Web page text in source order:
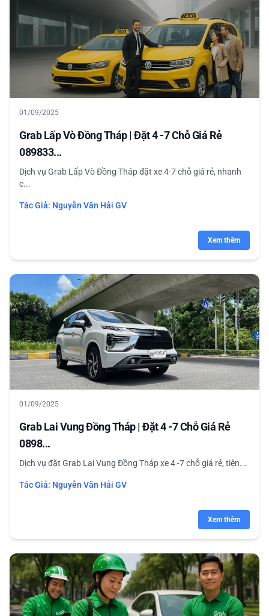
01/09/2025
Grab Lấp Vò Đồng Tháp | Đặt 4 -7 Chỗ Giá Rẻ
089833...
Dịch vụ Grab Lấp Vò Đồng Tháp đặt xe 4-7 chỗ giá rẻ, nhanh
c...
Tác Giả: Nguyễn Văn Hải GV
Xem thêm
01/09/2025
Grab Lai Vung Đồng Tháp | Đặt 4 -7 Chỗ Giá Rẻ
0898...
Dịch vụ đặt Grab Lai Vung Đồng Tháp xe 4 -7 chỗ giá rẻ, tiện...
Tác Giả: Nguyễn Văn Hải GV
Xem thêm